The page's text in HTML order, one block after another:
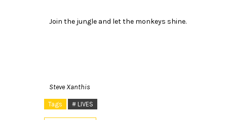
Join the jungle and let the monkeys shine.
Steve Xanthis
Tags # LIVES